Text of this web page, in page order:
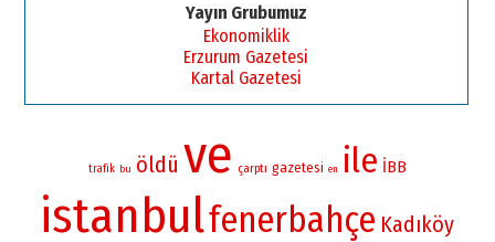
Yayın Grubumuz
Ekonomiklik
Erzurum Gazetesi
Kartal Gazetesi
trafik bu öldü ve çarptı gazetesi en ile İBB
istanbulfenerbahçe Kadıköy